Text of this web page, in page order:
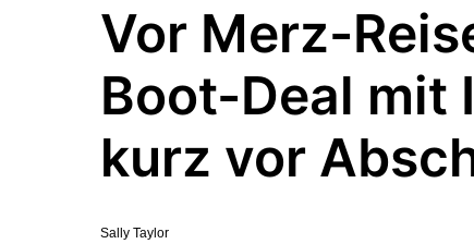
Vor Merz-
Boot-Deal mit
kurz vor
Sally Taylor